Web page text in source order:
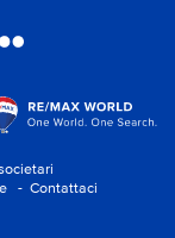
- Contattaci